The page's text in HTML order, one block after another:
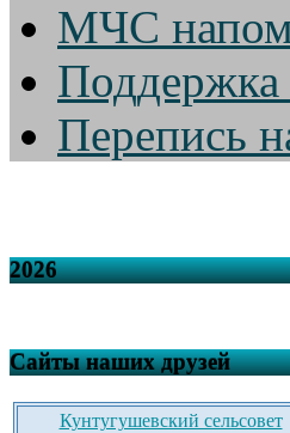
МЧС
Поддержка
Перепись
2026
Сайты наших друзей
Кунтугушевский сельсовет